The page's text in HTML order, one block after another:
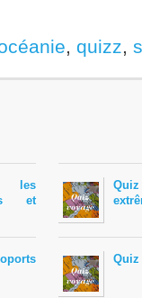
, quizz,
les
et
Quiz